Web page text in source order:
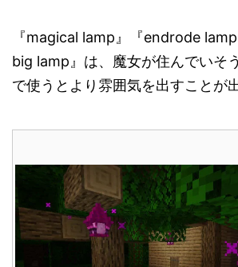
『magical lamp』『endrode
big lamp』は、魔女が住んでいそ
で使うとより雰囲気を出すことが